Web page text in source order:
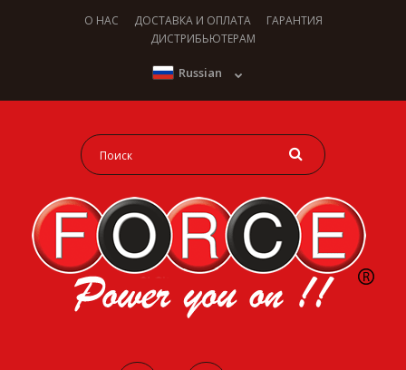
О НАС ДОСТАВКА И ОПЛАТА
ГАРАНТИЯ
ДИСТРИБЬЮТЕРАМ
Russian